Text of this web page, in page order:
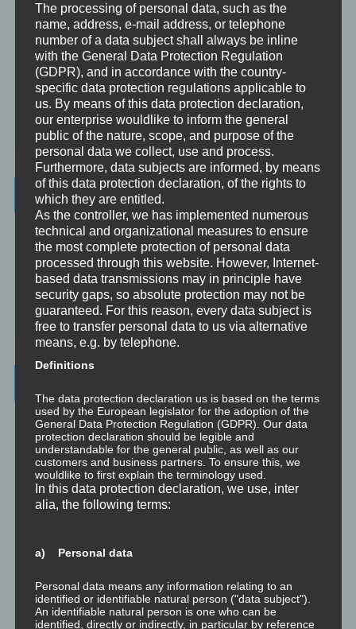
Supervision
Supervision ist das individualisierte Reflektieren der gemachten
oder anstehenden professionellen Erfahrungen durch Interaktion
zwischen einem Supervisor und einem Klienten.
Ausbildung
Ausbildung ist die angepasste Vermittlung von allgemeinem Wissen
und praktischen Fertigkeiten zu diesem Wissen durch eine
erfahrene Person an Klienten.
Wissenswertes
☞ Ablauf einer Beratung
☞ Vertraulichkeitserklärung
☞ Grundlagen für persönliche Entwicklung
☞ Was kostet es?
⇒ GrundlagenHier gibt es die grundlegenden Wissenseinheiten
und Techniken rund um Meditation.
⇒ Meditationen für TransformationHier gibt es Meditationen, die
die manchmal nötige Transformation für Entwicklung und Wachstum
anstoßen.
Traumreisen.
⇒ Philosophische ExkurseHier gibt es Hintergrundwissen zu den
The processing of personal data, such as the
name, address, e-mail address, or telephone
number of a data subject shall always be inline
with the General Data Protection Regulation
(GDPR), and in accordance with the country-
specific data protection regulations applicable to
us. By means of this data protection declaration,
our enterprise wouldlike to inform the general
public of the nature, scope, and purpose of the
personal data we collect, use and process.
Furthermore, data subjects are informed, by means
of this data protection declaration, of the rights to
which they are entitled.
As the controller, we has implemented numerous
technical and organizational measures to ensure
the most complete protection of personal data
processed through this website. However, Internet-
based data transmissions may in principle have
security gaps, so absolute protection may not be
guaranteed. For this reason, every data subject is
free to transfer personal data to us via alternative
means, e.g. by telephone.
Definitions
The data protection declaration us is based on the terms
used by the European legislator for the adoption of the
General Data Protection Regulation (GDPR). Our data
protection declaration should be legible and
understandable for the general public, as well as our
customers and business partners. To ensure this, we
wouldlike to first explain the terminology used.
In this data protection declaration, we use, inter
alia, the following terms:
a) Personal data
Personal data means any information relating to an
identified or identifiable natural person ("data subject").
An identifiable natural person is one who can be
identified, directly or indirectly, in particular by reference